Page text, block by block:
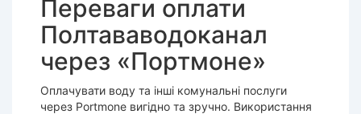
Переваги оплати
Полтававодоканал
через «Портмоне»
Оплачувати воду та інші комунальні послуги
через Portmone вигідно та зручно. Використання